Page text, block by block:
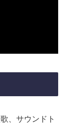
、サウンドト